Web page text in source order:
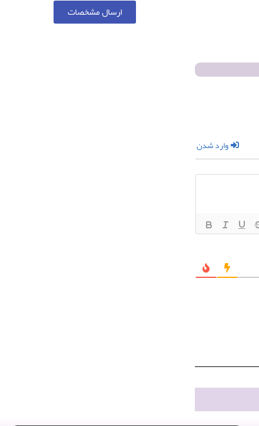
وارد شدن
ارسال مشخصات